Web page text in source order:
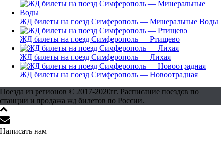
ЖД билеты на поезд Симферополь — Минеральные Воды
ЖД билеты на поезд Симферополь — Ртищево
ЖД билеты на поезд Симферополь — Лихая
ЖД билеты на поезд Симферополь — Новоотрадная
Поезда из регионов © 2017-2020гг. Расписание поездов по
станции и продажа жд билетов по России.
Написать нам